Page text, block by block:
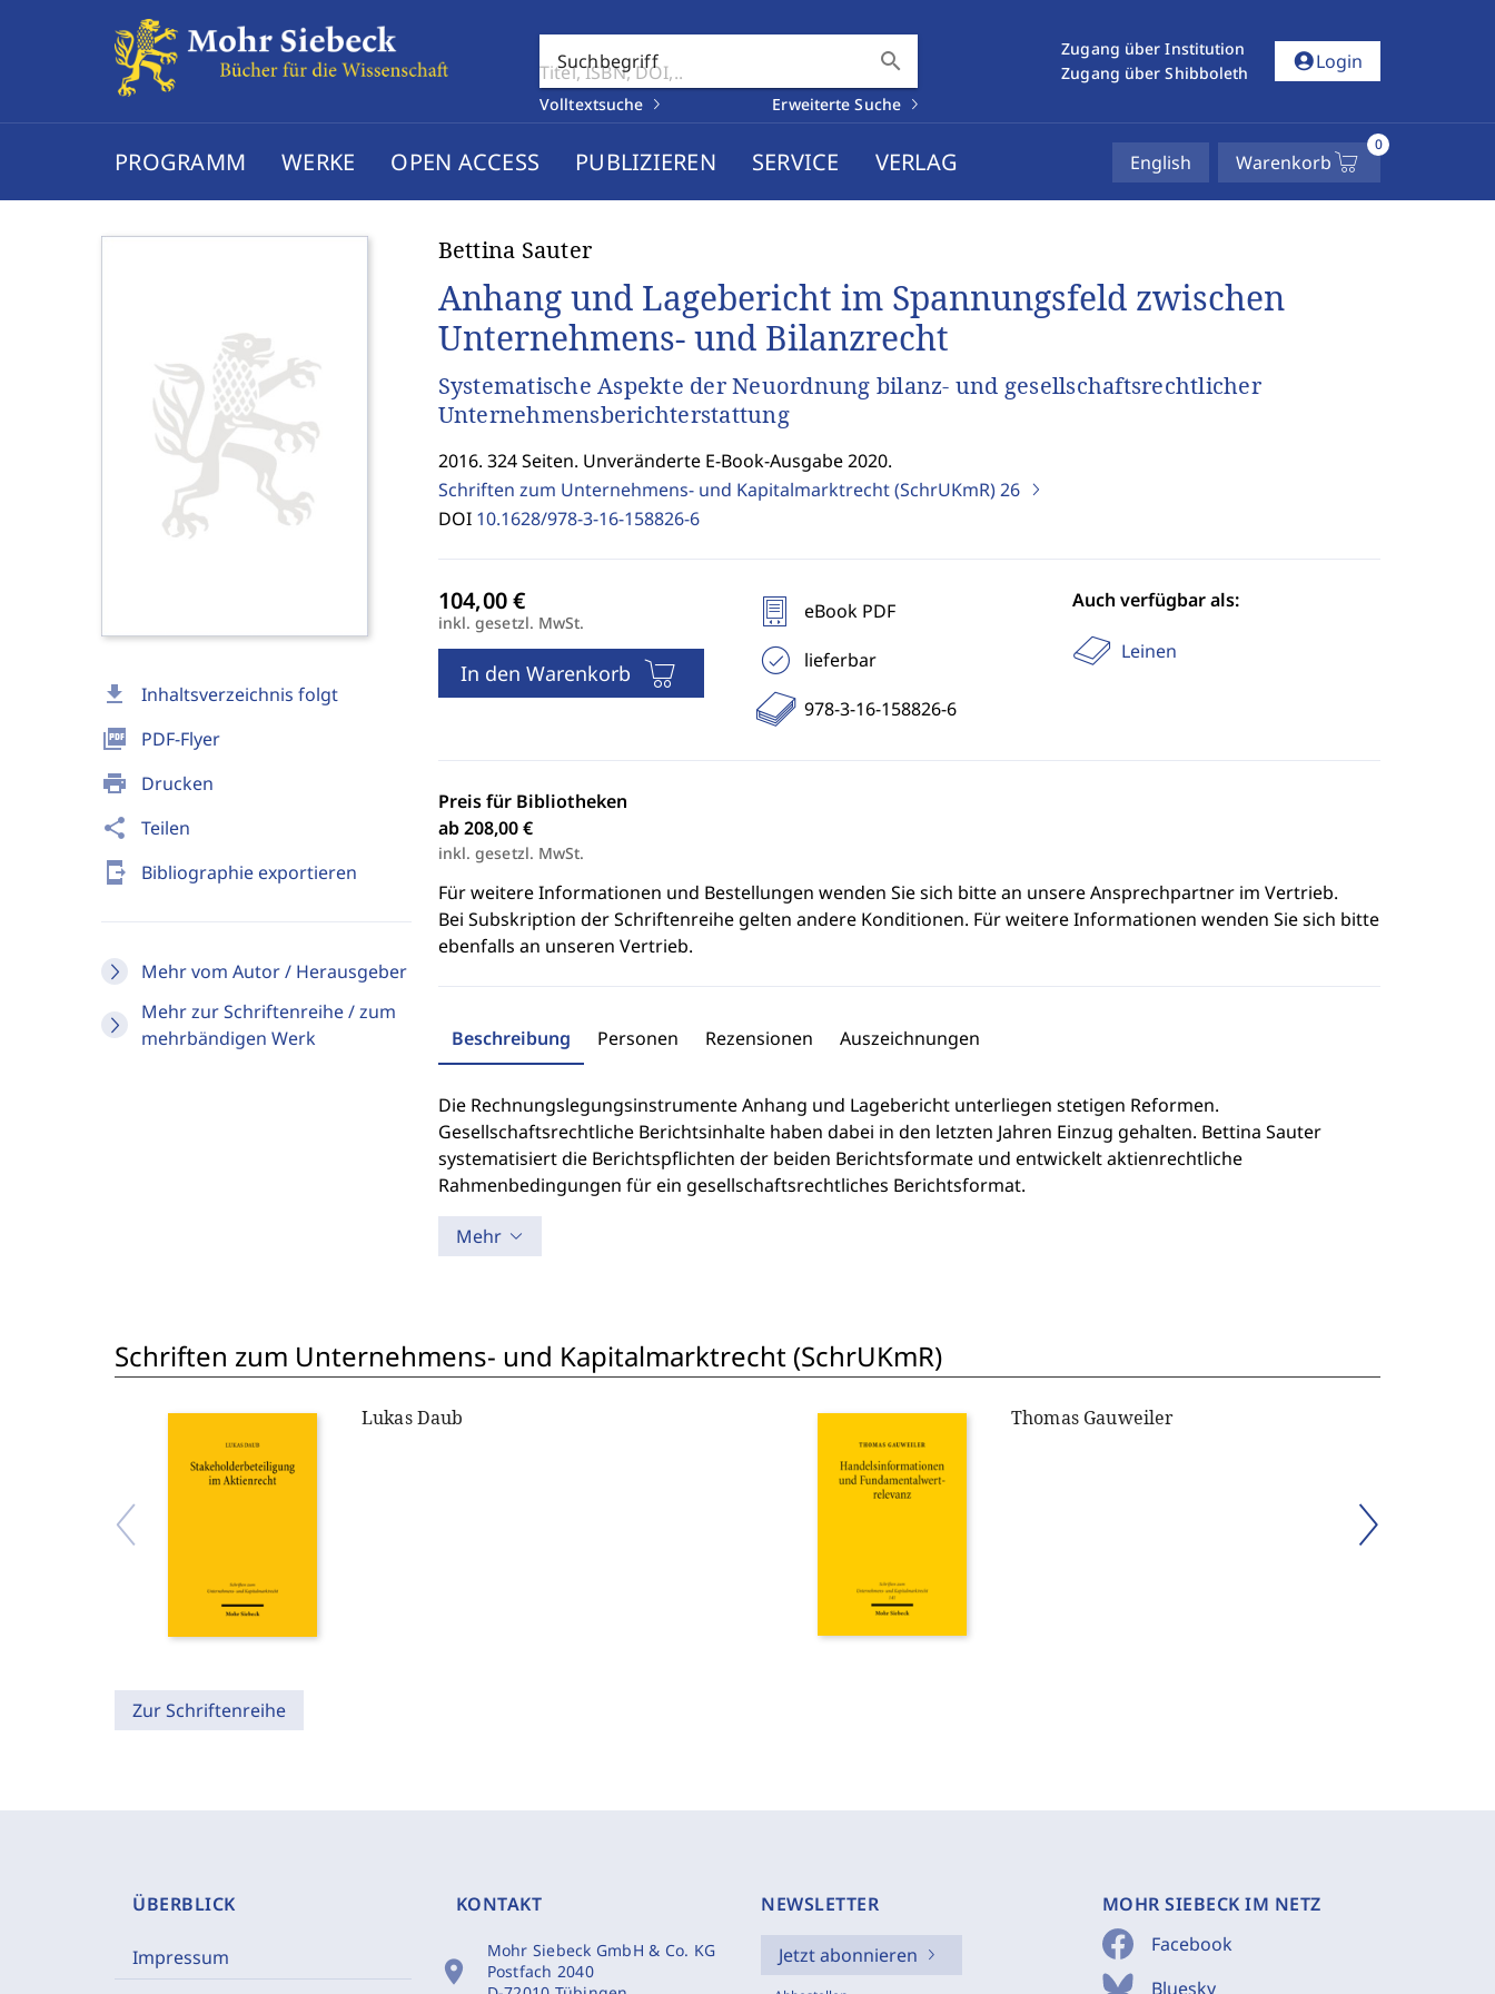
Suchbegriff search
Volltextsuche Erweiterte Suche
Zugang über Institution
Zugang über Shibboleth
account_circleLogin
PROGRAMM WERKE OPEN ACCESS PUBLIZIEREN SERVICE VERLAG English Warenkorb
0
download Inhaltsverzeichnis folgt
picture_as_pdf PDF-Flyer
print Drucken
share Teilen
send_to_mobile Bibliographie exportieren
Mehr vom Autor / Herausgeber
Mehr zur Schriftenreihe / zum
mehrbändigen Werk
Bettina Sauter
Anhang und Lagebericht im Spannungsfeld zwischen
Unternehmens- und Bilanzrecht
Systematische Aspekte der Neuordnung bilanz- und gesellschaftsrechtlicher
Unternehmensberichterstattung
2016. 324 Seiten. Unveränderte E-Book-Ausgabe 2020.
Schriften zum Unternehmens- und Kapitalmarktrecht (SchrUKmR)26
DOI 10.1628/978-3-16-158826-6
inkl. gesetzl. MwSt.
In den Warenkorb
eBook PDF
lieferbar
978-3-16-158826-6
Auch verfügbar als:
Leinen
Preis für Bibliotheken
ab 208,00 €
inkl. gesetzl. MwSt.
Für weitere Informationen und Bestellungen wenden Sie sich bitte an unsere Ansprechpartner im Vertrieb.
Bei Subskription der Schriftenreihe gelten andere Konditionen. Für weitere Informationen wenden Sie sich bitte
ebenfalls an unseren Vertrieb.
Beschreibung Personen Rezensionen Auszeichnungen
Die Rechnungslegungsinstrumente Anhang und Lagebericht unterliegen stetigen Reformen.
Gesellschaftsrechtliche Berichtsinhalte haben dabei in den letzten Jahren Einzug gehalten. Bettina Sauter
systematisiert die Berichtspflichten der beiden Berichtsformate und entwickelt aktienrechtliche
Rahmenbedingungen für ein gesellschaftsrechtliches Berichtsformat.
Mehr
Schriften zum Unternehmens- und Kapitalmarktrecht (SchrUKmR)
Lukas Daub Thomas Gauweiler
Zur Schriftenreihe
ÜBERBLICK
Impressum
KONTAKT
location_on
Mohr Siebeck GmbH & Co. KG
Postfach 2040
NEWSLETTER
Jetzt abonnieren
MOHR SIEBECK IM NETZ
Facebook
Bluesky